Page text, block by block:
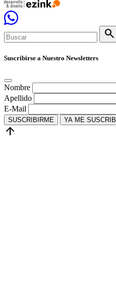
search
Suscribirse a Nuestro Newsletters
Nombre
Apellido
E-Mail
SUSCRIBIRME YA ME SUSCRIBÍ
arrow_upward